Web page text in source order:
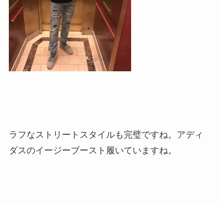
ラフなストリートスタイルも完璧ですね。アディ
ダスのイージーブースト履いていますね。